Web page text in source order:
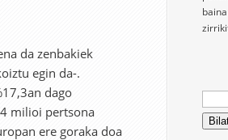
da zenbakiek
egin da-.
dago
milioi pertsona
ere goraka doa